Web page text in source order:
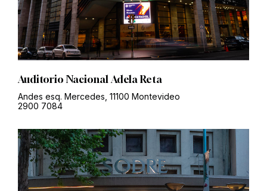
Auditorio Nacional Adela Reta
Andes esq. Mercedes, 11100 Montevideo
2900 7084